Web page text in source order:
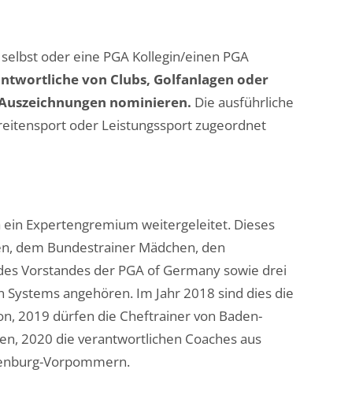
oder eine PGA Kollegin/einen PGA
von Clubs, Golfanlagen oder
nominieren. Die ausführliche
oder Leistungssport zugeordnet
Expertengremium weitergeleitet. Dieses
dem Bundestrainer Mädchen, den
Vorstandes der PGA of Germany sowie drei
angehören. Im Jahr 2018 sind dies die
2019 dürfen die Cheftrainer von Baden-
2020 die verantwortlichen Coaches aus
Vorpommern.